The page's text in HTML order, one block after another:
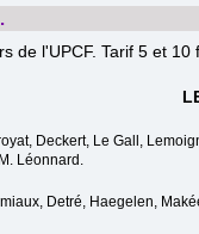
de l'UPCF. Tarif 5 et 10
Deckert, Le Gall,
Léonnard.
Detré, Haegelen,